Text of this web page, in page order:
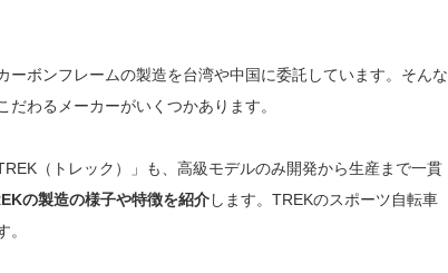
ーボンフレームの製造を台湾や中国に委託しています。そんな
わるメーカーがいくつかあります。
（トレック）」も、高級モデルのみ開発から生産まで一貫
の製造の様子や特徴を紹介します。TREKのスポーツ自転車